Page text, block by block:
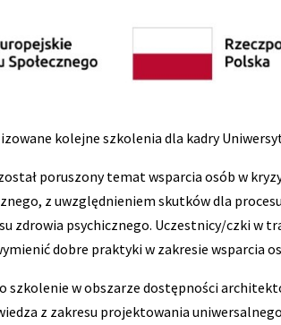
kolejne szkolenia dla kadry
poruszony temat wsparcia osób w
z uwzględnieniem skutków dla
zdrowia psychicznego. Uczestnicy/czki w
dobre praktyki w zakresie wsparcia
szkolenie w obszarze dostępności
z zakresu projektowania